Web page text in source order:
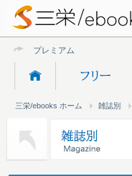
プレミアムオンライ
三栄/ebooks ホーム 雑誌別